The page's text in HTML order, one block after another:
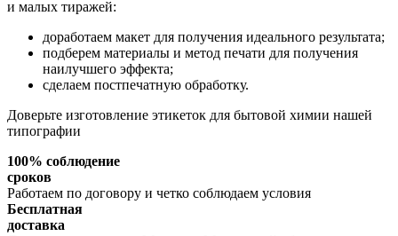
и малых тиражей:
доработаем макет для получения идеального результата;
подберем материалы и метод печати для получения
наилучшего эффекта;
сделаем постпечатную обработку.
Доверьте изготовление этикеток для бытовой химии нашей
типографии
100% соблюдение
сроков
Работаем по договору и четко соблюдаем условия
Бесплатная
доставка